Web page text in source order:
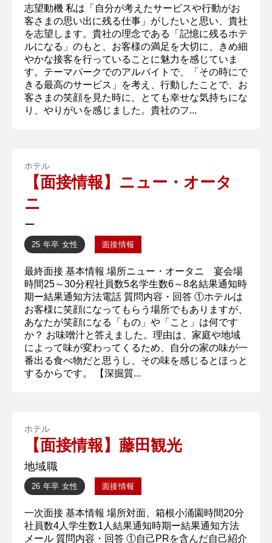
志望動機 私は「自分が考えたサービスや行動がお
客さまの思い出に残る仕事」がしたいと思い、貴社
を志望します。貴社の理念である「記憶に残るホテ
ルになる」のもと、お客様の満足を大切に、きめ細
やかな接客を行っていることに魅力を感じていま
す。テーマパークでのアルバイトで、「その時にで
きる最高のサービス」を考え、行動したことで、お
客さまの笑顔を見た時に、とても幸せな気持ちにな
り、やりがいを感じました。貴社のフ...
ホテル
【面接情報】ニュー・オータ
ニ
ー
25 年卒 女性 面接情報
最終面接 基本情報 場所ニュー・オータニ 宴会場
時間25～30分程社員数5名学生数6～8名結果通知時
期ー結果通知方法電話 質問内容・回答 ①ホテルは
お客様に笑顔になってもらう場所でもありますが、
あなたが笑顔になる「もの」や「こと」は何です
か？ お味噌汁と答えました。理由は、家庭や地域
によって味が変わってくるため、自分の家の味が一
番出る食べ物だと思うし、その味を感じるとほっと
するからです。 【深掘質...
ホテル
【面接情報】藤田観光
地域職
26 年卒 女性 面接情報
一次面接 基本情報 場所対面、箱根小涌園時間20分
社員数4人学生数1人結果通知時期ー結果通知方法
メール 質問内容・回答 ①自己PRを含んだ自己紹介